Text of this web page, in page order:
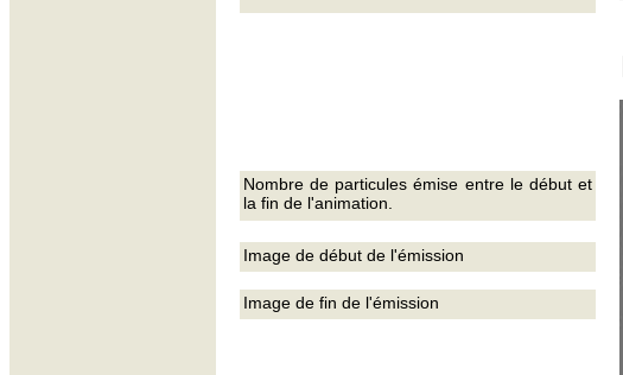
Nombre de particules émise entre le début et
la fin de l'animation.
Image de fin de l'émission
Image de début de l'émission